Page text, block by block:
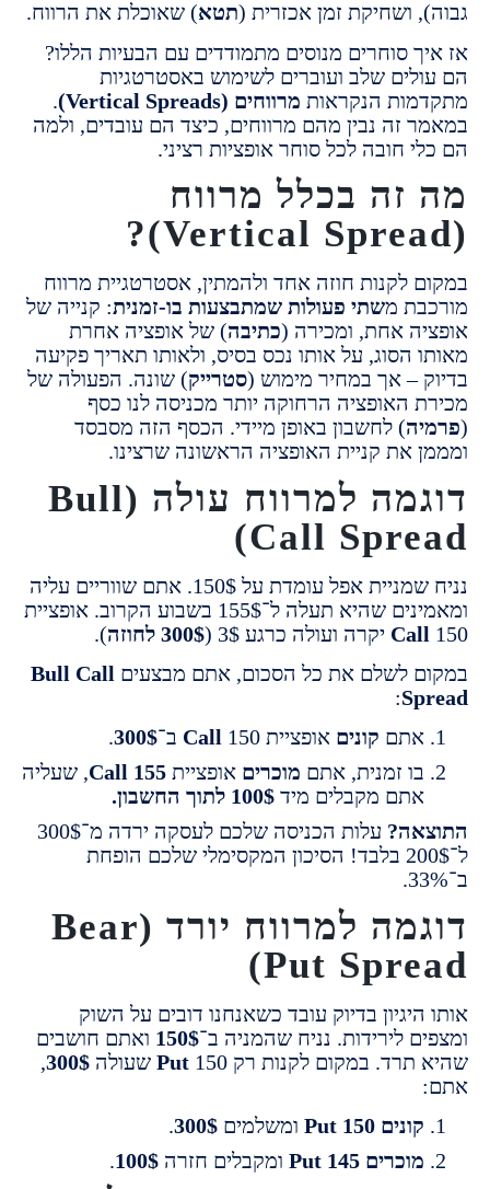
ושחיקת זמן אכזרית (תטא) שאוכלת את הרווח.
סוחרים מנוסים מתמודדים עם הבעיות הללו?
שלב ועוברים לשימוש באסטרטגיות
הנקראותמרווחים (Vertical Spreads)
.
זה נבין מהם מרווחים, כיצד הם עובדים, ולמה
חובה לכל סוחר אופציות רציני.
בכלל מרווח
לקנות חוזה אחד ולהמתין, אסטרטגיית מרווח
משתי פעולות שמתבצעות בו-זמנית: קנייה של
אחת, ומכירה (כתיבה ) של אופציה אחרת
הסוג, על אותו נכס בסיס, ולאותו תאריך פקיעה
– אך במחיר מימוש ( סטרייק ) שונה. הפעולה של
האופציה הרחוקה יותר מכניסה לנו כסף
) לחשבון באופן מיידי. הכסף הזה מסבסד
את קניית האופציה הראשונה שרצינו.
דוגמה למרווח עולה (Bull
Call
נניח שמניית אפל עומדת על 150$. אתם שווריים עליה
תעלה ל־155$ בשבוע הקרוב. אופציית
300$ לחוזה
).
לשלם את כל הסכום, אתם מבצעיםBull Call
:
קוניםאופציית Call150 ב־ 300$
.
בו זמנית, אתםמוכריםאופציית Call 155
, שעליה
אתם מקבלים מיד100$ לתוך החשבון.
עלות הכניסה שלכם לעסקה ירדה מ־300$
ל־200$ בלבד! הסיכון המקסימלי שלכם הופחת
דוגמה למרווח יורד (Bear
Put
בדיוק עובד כשאנחנו דובים על השוק
לירידות. נניח שהמניה ב־150$ ואתם חושבים
תרד. במקום לקנות רק
Put 150 שעולה 300$
,
Put 150 ומשלמים300$
.
מוכרים
Put 145 ומקבלים חזרה100$
.